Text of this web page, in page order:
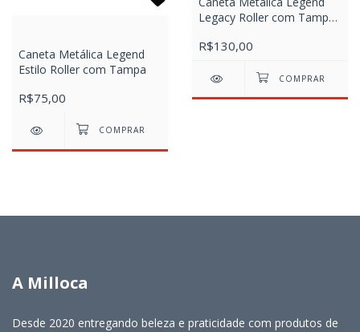
Caneta Metálica Legend
Estilo Roller com Tampa
R$75,00
Legacy Roller com Tampa
R$130,00
A Milloca
Desde 2020 entregando beleza e praticidade com produtos de